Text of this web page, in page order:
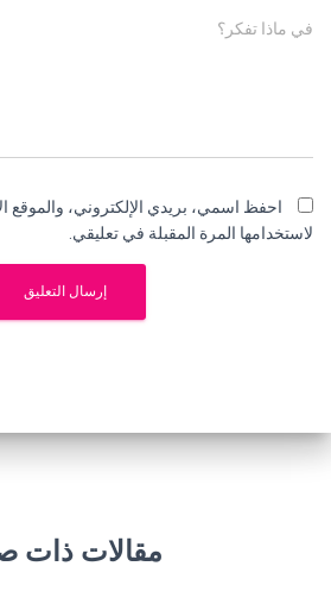
في ماذا تفكر؟
احفظ اسمي، بريدي الإلكتروني، والموقع
لاستخدامها المرة المقبلة في تعليقي.
مقالات ذات